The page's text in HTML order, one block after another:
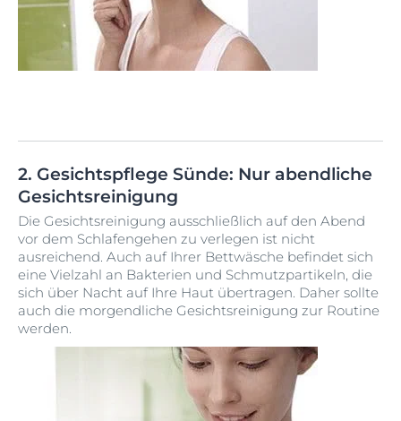
2. Gesichtspflege Sünde: Nur abendliche
Gesichtsreinigung
Die Gesichtsreinigung ausschließlich auf den Abend
vor dem Schlafengehen zu verlegen ist nicht
ausreichend. Auch auf Ihrer Bettwäsche befindet sich
eine Vielzahl an Bakterien und Schmutzpartikeln, die
sich über Nacht auf Ihre Haut übertragen. Daher sollte
auch die morgendliche Gesichtsreinigung zur Routine
werden.